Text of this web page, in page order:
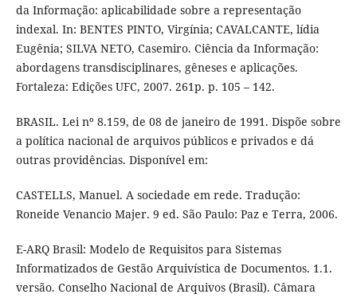
da Informação: aplicabilidade sobre a representação
indexal. In: BENTES PINTO, Virgínia; CAVALCANTE, lídia
Eugênia; SILVA NETO, Casemiro. Ciência da Informação:
abordagens transdisciplinares, gêneses e aplicações.
Fortaleza: Edições UFC, 2007. 261p. p. 105 – 142.
BRASIL. Lei nº 8.159, de 08 de janeiro de 1991. Dispõe sobre
a política nacional de arquivos públicos e privados e dá
outras providências. Disponível em:
CASTELLS, Manuel. A sociedade em rede. Tradução:
Roneide Venancio Majer. 9 ed. São Paulo: Paz e Terra, 2006.
E-ARQ Brasil: Modelo de Requisitos para Sistemas
Informatizados de Gestão Arquivística de Documentos. 1.1.
versão. Conselho Nacional de Arquivos (Brasil). Câmara